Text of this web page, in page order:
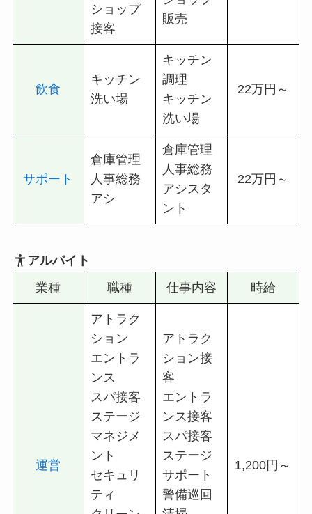
ショップ
接客
販売
飲食
キッチン
洗い場
キッチン
調理
キッチン
洗い場
22万円～
サポート
倉庫管理
人事総務
アシ
倉庫管理
人事総務
アシスタ
ント
22万円～
アルバイト
業種
職種 仕事内容 時給
運営
アトラク
ション
エントラ
ンス
スパ接客
ステージ
マネジメ
ント
セキュリ
ティ
アトラク
ション接
客
エントラ
ンス接客
スパ接客
ステージ
サポート
警備巡回
1,200円～